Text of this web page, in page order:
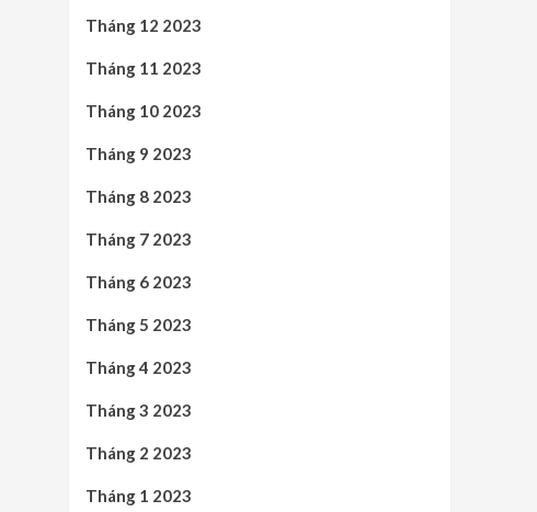
Tháng 12 2023
Tháng 11 2023
Tháng 10 2023
Tháng 9 2023
Tháng 8 2023
Tháng 7 2023
Tháng 6 2023
Tháng 5 2023
Tháng 4 2023
Tháng 3 2023
Tháng 2 2023
Tháng 1 2023